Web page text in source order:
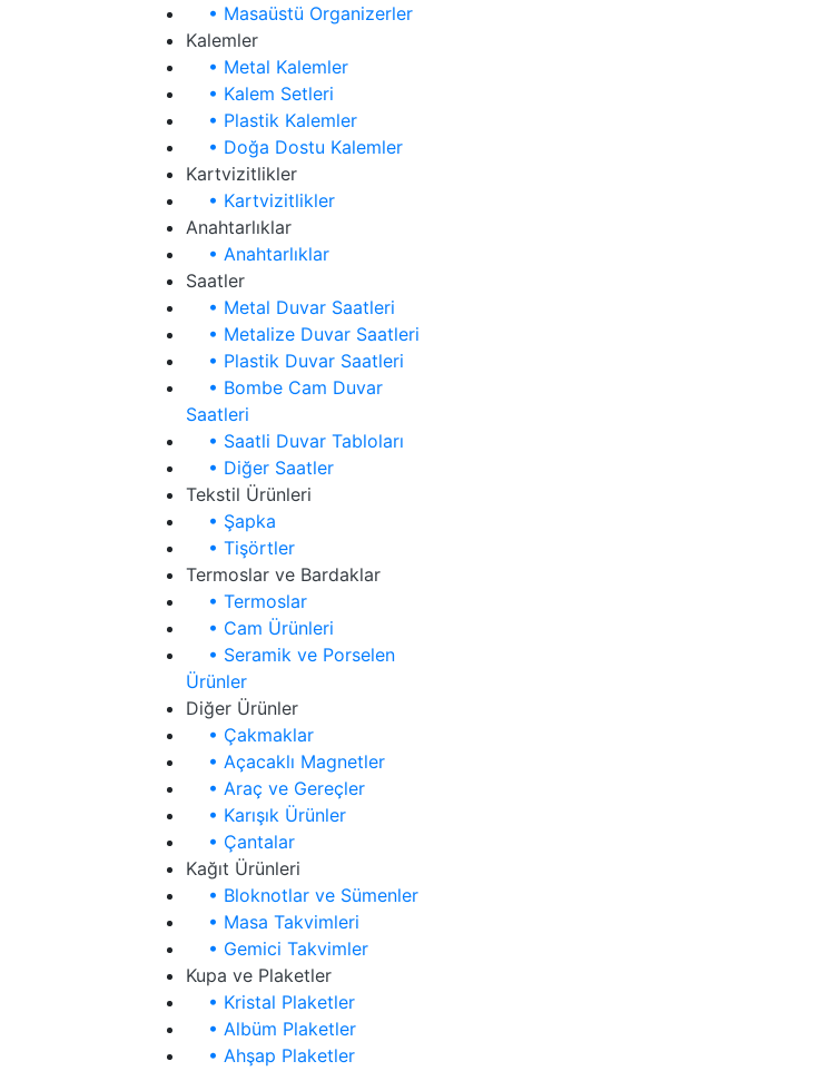
• Masaüstü Organizerler
Kalemler
• Metal Kalemler
• Kalem Setleri
• Plastik Kalemler
• Doğa Dostu Kalemler
Kartvizitlikler
• Kartvizitlikler
Anahtarlıklar
• Anahtarlıklar
Saatler
• Metal Duvar Saatleri
• Metalize Duvar Saatleri
• Plastik Duvar Saatleri
• Bombe Cam Duvar
Saatleri
• Saatli Duvar Tabloları
• Diğer Saatler
Tekstil Ürünleri
• Şapka
• Tişörtler
Termoslar ve Bardaklar
• Termoslar
• Cam Ürünleri
• Seramik ve Porselen
Ürünler
Diğer Ürünler
• Çakmaklar
• Açacaklı Magnetler
• Araç ve Gereçler
• Karışık Ürünler
• Çantalar
Kağıt Ürünleri
• Bloknotlar ve Sümenler
• Masa Takvimleri
• Gemici Takvimler
Kupa ve Plaketler
• Kristal Plaketler
• Albüm Plaketler
• Ahşap Plaketler